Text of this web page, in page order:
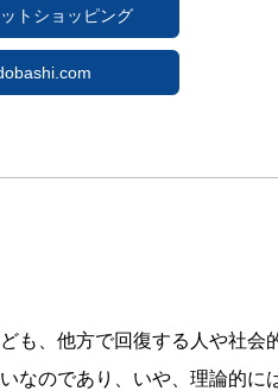
トショッピング
も、他方で回復する人や社会
なのであり、いや、理論的に